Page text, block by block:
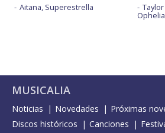
Aitana, Superestrella
Ophelia
MUSICALIA
Noticias Novedades
Próximas
Discos históricos
Canciones